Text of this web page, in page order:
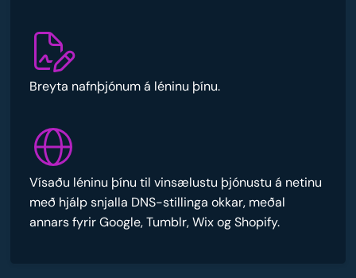
Breyta nafnþjónum á léninu þínu.
Vísaðu léninu þínu til vinsælustu þjónustu á netinu
með hjálp snjalla DNS-stillinga okkar, meðal
annars fyrir Google, Tumblr, Wix og Shopify.